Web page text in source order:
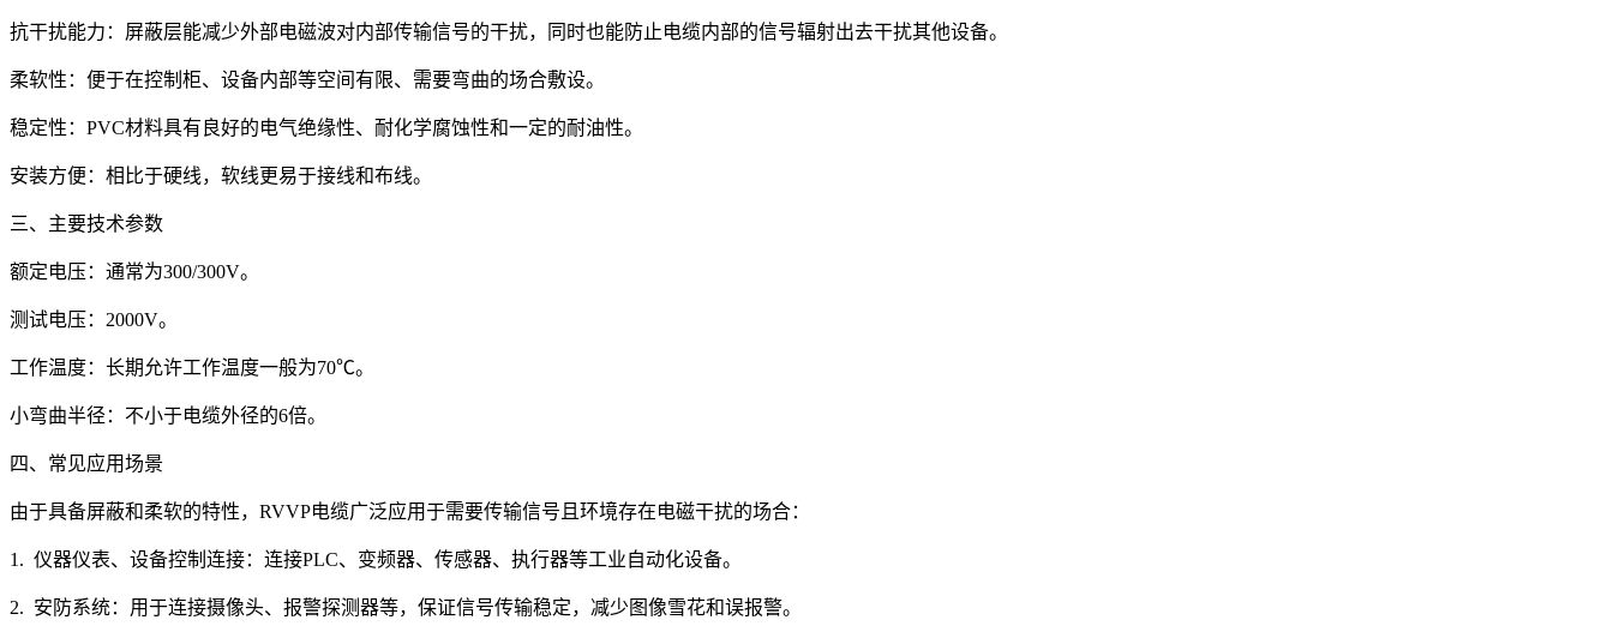
抗干扰能力：屏蔽层能减少外部电磁波对内部传输信号的干扰，同时也能防止电缆内部的信号辐射出去干扰其他设备。
柔软性：便于在控制柜、设备内部等空间有限、需要弯曲的场合敷设。
稳定性：PVC材料具有良好的电气绝缘性、耐化学腐蚀性和一定的耐油性。
安装方便：相比于硬线，软线更易于接线和布线。
三、主要技术参数
额定电压：通常为300/300V。
测试电压：2000V。
工作温度：长期允许工作温度一般为70℃。
小弯曲半径：不小于电缆外径的6倍。
四、常见应用场景
由于具备屏蔽和柔软的特性，RVVP电缆广泛应用于需要传输信号且环境存在电磁干扰的场合：
1. 仪器仪表、设备控制连接：连接PLC、变频器、传感器、执行器等工业自动化设备。
2. 安防系统：用于连接摄像头、报警探测器等，保证信号传输稳定，减少图像雪花和误报警。